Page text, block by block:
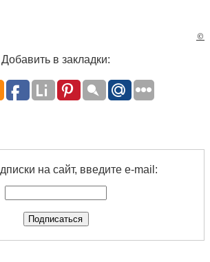
©
Добавить в закладки:
на сайт, введите e-mail: